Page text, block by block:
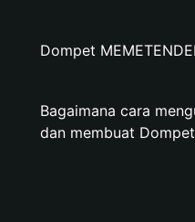
Dompet
Bagaimana cara
dan membuat Dompet